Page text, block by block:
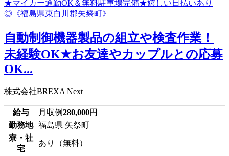
自動制御機器製品の組立や検査作業！
未経験OK★お友達やカップルとの応募
OK...
株式会社BREXA Next
給与 月収例280,000円
勤務地 福島県 矢祭町
寮・社
宅
あり（無料）